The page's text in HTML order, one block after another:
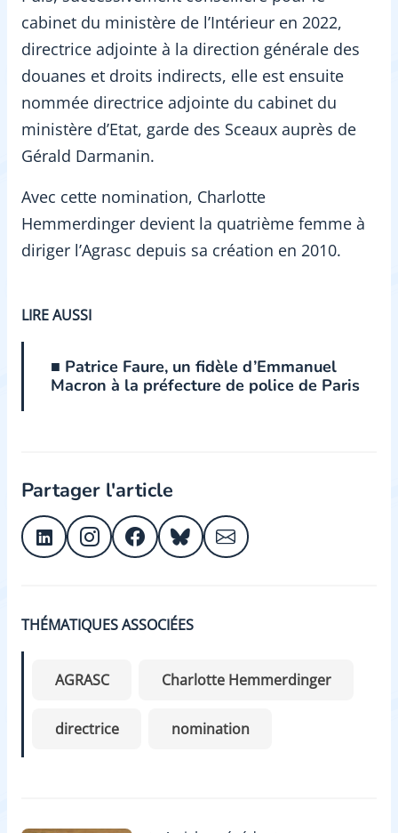
cabinet du ministère de l’Intérieur en 2022,
directrice adjointe à la direction générale des
douanes et droits indirects, elle est ensuite
nommée directrice adjointe du cabinet du
ministère d’Etat, garde des Sceaux auprès de
Gérald Darmanin.
Avec cette nomination, Charlotte
Hemmerdinger devient la quatrième femme à
diriger l’Agrasc depuis sa création en 2010.
LIRE AUSSI
■ Patrice Faure, un fidèle d’Emmanuel
Macron à la préfecture de police de Paris
Partager l'article
THÉMATIQUES ASSOCIÉES
AGRASC Charlotte Hemmerdinger
directrice nomination